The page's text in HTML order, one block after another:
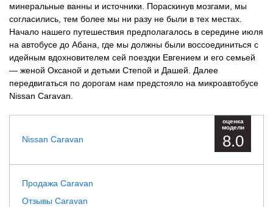
минеральные ванны и источники. Пораскинув мозгами, мы
согласились, тем более мы ни разу не были в тех местах.
Начало нашего путешествия предполагалось в середине июля
на автобусе до Абана, где мы должны были воссоединиться с
идейным вдохновителем сей поездки Евгением и его семьей
— женой Оксаной и детьми Степой и Дашей. Далее
передвигаться по дорогам нам предстояло на микроавтобусе
Nissan Caravan.
Nissan Caravan
оценка
модели
8.0
Продажа Caravan
Отзывы Caravan